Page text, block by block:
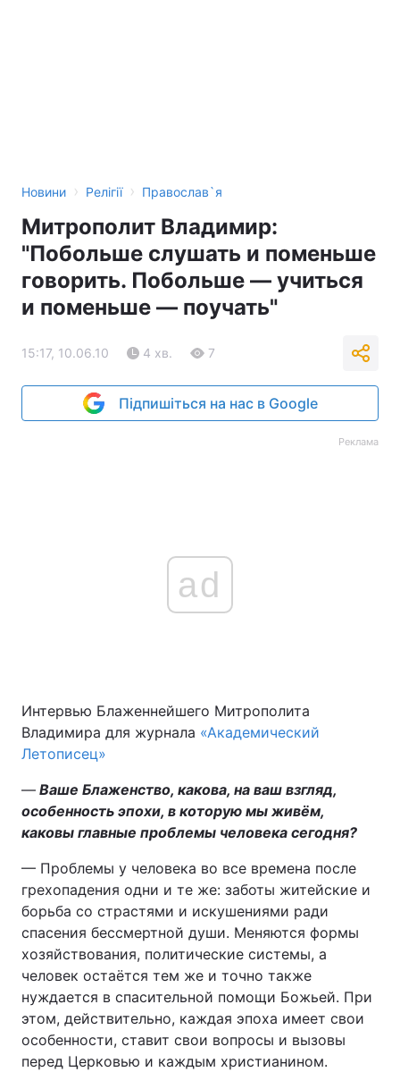
Новини › Релігії › Православ`я
Митрополит Владимир:
"Побольше слушать и поменьше
говорить. Побольше — учиться
и поменьше — поучать"
15:17, 10.06.10 4 хв. 7
Підпишіться на нас в Google
Реклама
ad
Интервью Блаженнейшего Митрополита
Владимира для журнала «Академический
Летописец»
— Ваше Блаженство, какова, на ваш взгляд,
особенность эпохи, в которую мы живём,
каковы главные проблемы человека сегодня?
— Проблемы у человека во все времена после
грехопадения одни и те же: заботы житейские и
борьба со страстями и искушениями ради
спасения бессмертной души. Меняются формы
хозяйствования, политические системы, а
человек остаётся тем же и точно также
нуждается в спасительной помощи Божьей. При
этом, действительно, каждая эпоха имеет свои
особенности, ставит свои вопросы и вызовы
перед Церковью и каждым христианином.